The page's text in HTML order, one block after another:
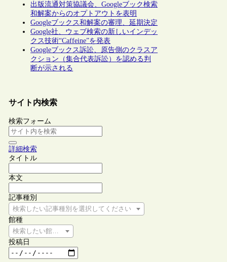
出版流通対策協議会、Googleブック検索
和解案からのオプトアウトを表明
Googleブックス和解案の審理、延期決定
Google社、ウェブ検索の新しいインデッ
クス技術“Caffeine”を発表
Googleブックス訴訟、原告側のクラスア
クション（集合代表訴訟）を認める判
断が示される
サイト内検索
検索フォーム
詳細検索
タイトル
本文
記事種別
検索したい記事種別を選択してください
館種
検索したい館種を選択してください
投稿日